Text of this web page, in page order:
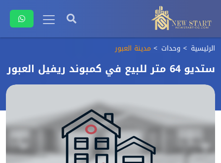
الرئيسية وحدات مدينة العبور
ستديو 64 متر للبيع في كمبوند ريفيل العبور